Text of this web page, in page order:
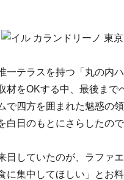
一テラスを持つ「丸の内
材をOKする中、最後ま
で四方を囲まれた魅惑の
白日のもとにさらしたので
日していたのが、ラファ
に集中してほしい」とお